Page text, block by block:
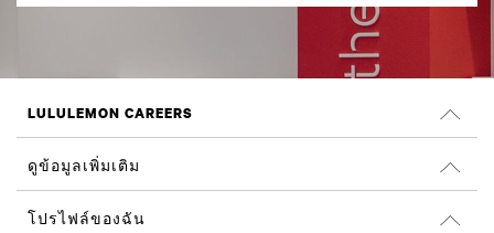
LULULEMON CAREERS
ตำแหน่งงาน
ค้นหางาน
ดูข้อมูลเพิ่มเติม
รีวิวจาก Glassdoor
โปรไฟล์ของฉัน